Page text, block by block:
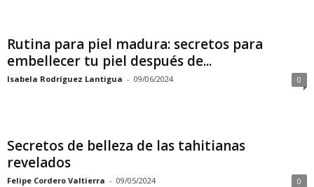
Rutina para piel madura: secretos para
embellecer tu piel después de...
Isabela Rodríguez Lantigua - 09/06/2024 0
Secretos de belleza de las tahitianas
revelados
Felipe Cordero Valtierra - 09/05/2024 0